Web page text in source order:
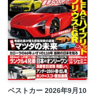
ベストカー 2026年9月10